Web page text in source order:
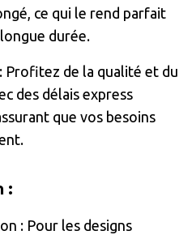
ce qui le rend parfait
durée.
Profitez de la qualité et du
des délais express
que vos besoins
:
: Pour les designs